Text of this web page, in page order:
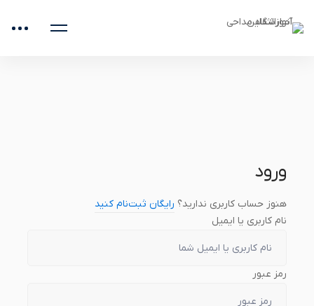
صفحه اصلی دوره‌های آموزشی
فایل تمرین پنج پرده ای ها بخش 3
ورود
هنوز حساب کاربری ندارید؟ رایگان ثبت‌نام کنید
نام کاربری یا ایمیل
رمز عبور